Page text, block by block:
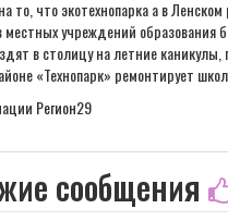
то, что экотехнопарка а в
местных учреждений образования
в столицу на летние
«Технопарк» ремонтирует
Регион29
сообщения